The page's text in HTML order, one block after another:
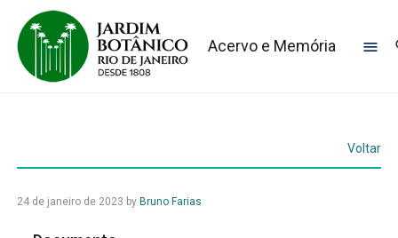
Acervo e Memória
Voltar
24 de janeiro de 2023 by Bruno Farias